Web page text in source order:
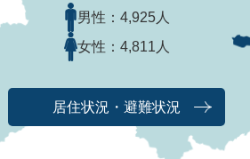
男性： 4,925人
女性： 4,811人
居住状況・避難状況